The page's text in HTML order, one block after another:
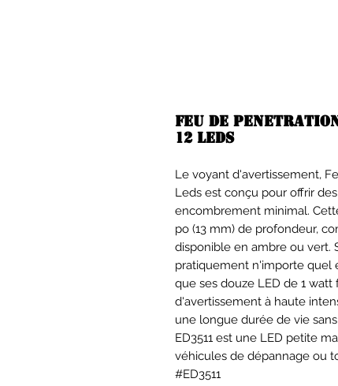
Feu de
12 Leds
Le voyant d'avertissement,
Leds est conçu pour offrir
encombrement minimal.
po (13 mm) de profondeur,
disponible en ambre ou vert.
pratiquement n'importe quel
que ses douze LED de 1
d'avertissement à haute
une longue durée de vie
ED3511 est une LED petite
véhicules de dépannage ou
#ED3511